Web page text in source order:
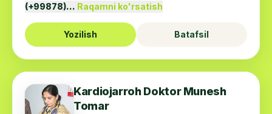
(+99878)… Raqamni ko'rsatish
Yozilish Batafsil
Kardiojarroh Doktor Munesh
Tomar